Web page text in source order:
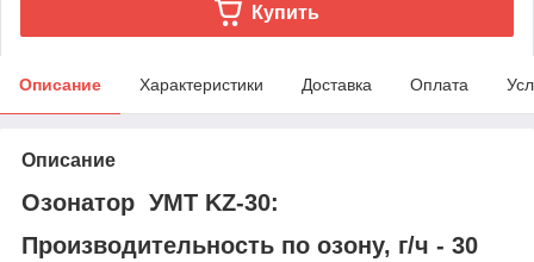
Купить
Описание Характеристики Доставка Оплата
Описание
Озонатор УМТ KZ-30:
Производительность по озону, г/ч - 30